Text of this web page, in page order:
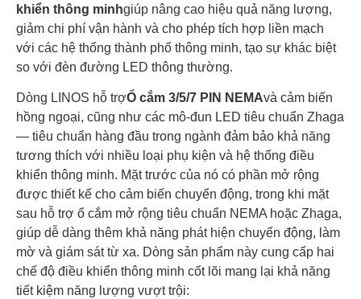
khiển thông minhgiúp nâng cao hiệu quả năng lượng,
giảm chi phí vận hành và cho phép tích hợp liền mạch
với các hệ thống thành phố thông minh, tạo sự khác biệt
so với đèn đường LED thông thường.
Dòng LINOS hỗ trợỔ cắm 3/5/7 PIN NEMAvà cảm biến
hồng ngoại, cũng như các mô-đun LED tiêu chuẩn Zhaga
— tiêu chuẩn hàng đầu trong ngành đảm bảo khả năng
tương thích với nhiều loại phụ kiện và hệ thống điều
khiển thông minh. Mặt trước của nó có phần mở rộng
được thiết kế cho cảm biến chuyển động, trong khi mặt
sau hỗ trợ ổ cắm mở rộng tiêu chuẩn NEMA hoặc Zhaga,
giúp dễ dàng thêm khả năng phát hiện chuyển động, làm
mờ và giám sát từ xa. Dòng sản phẩm này cung cấp hai
chế độ điều khiển thông minh cốt lõi mang lại khả năng
tiết kiệm năng lượng vượt trội: